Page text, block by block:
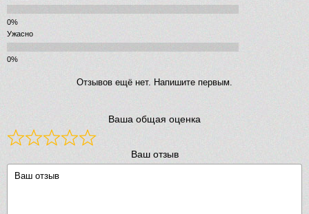
Ужасно
Отзывов ещё нет. Напишите первым.
Ваша общая оценка
Ваш отзыв